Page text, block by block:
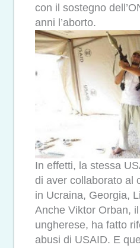
con il sostegno
anni l’aborto.
In effetti, la stessa
di aver collaborato al
in Ucraina, Georgia,
Anche Viktor Orban,
ungherese, ha fatto
abusi di USAID. E